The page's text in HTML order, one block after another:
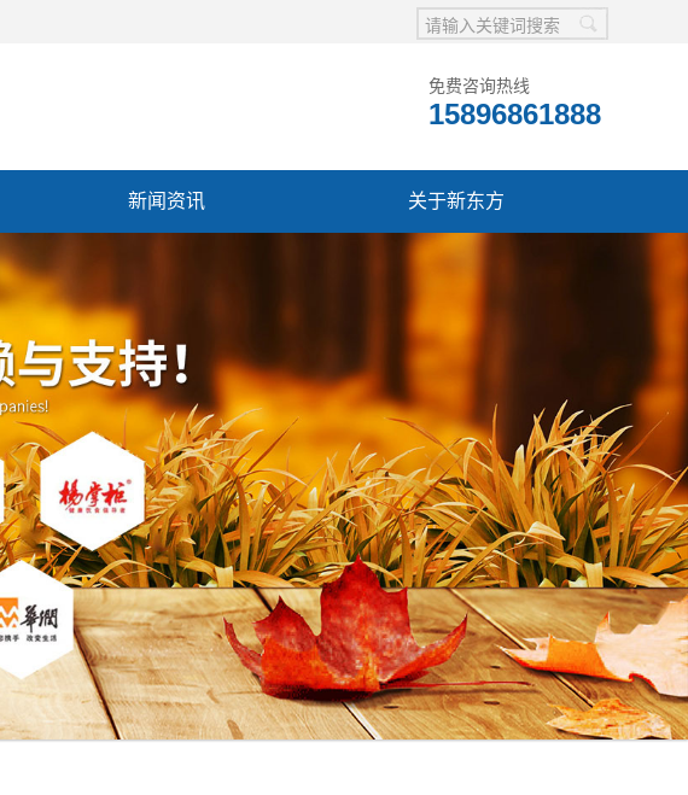
免费咨询热线
15896861888
新闻资讯 关于新东方